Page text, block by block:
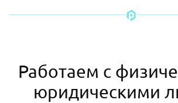
Работаем с
юридическими